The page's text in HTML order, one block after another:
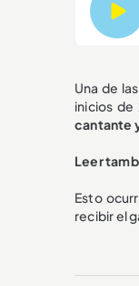
Una de
inicios de
cantante
Leer
Esto
recibir el